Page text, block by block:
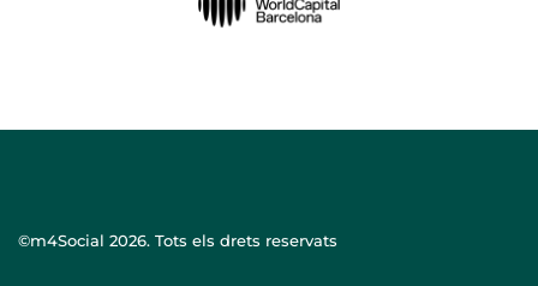
©m4Social 2026. Tots els drets reservats